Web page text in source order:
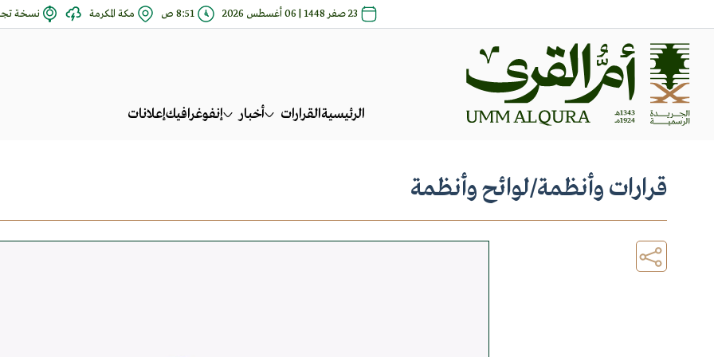
23 صفر 1448 | 06 أغسطس 2026 8:51 ص مكة المكرمة نسخة
الرئيسيةالقرارات أخبار إنفوغرافيكإعلانات
قرارات وأنظمة/لوائح وأنظمة